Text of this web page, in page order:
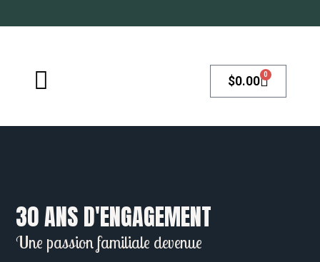
$0.00 0
30 ANS D'ENGAGEMENT
Une passion familiale devenue